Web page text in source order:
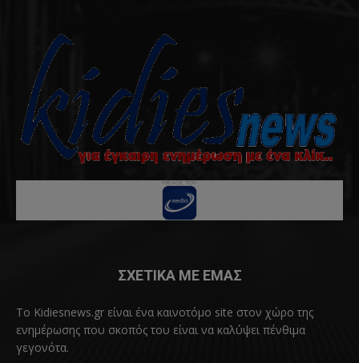
ΣΧΕΤΙΚΑ ΜΕ ΕΜΑΣ
Το Kidiesnews.gr είναι ένα καινοτόμο site στον χώρο της
ενημέρωσης που σκοπός του είναι να καλύψει πένθιμα
γεγονότα.